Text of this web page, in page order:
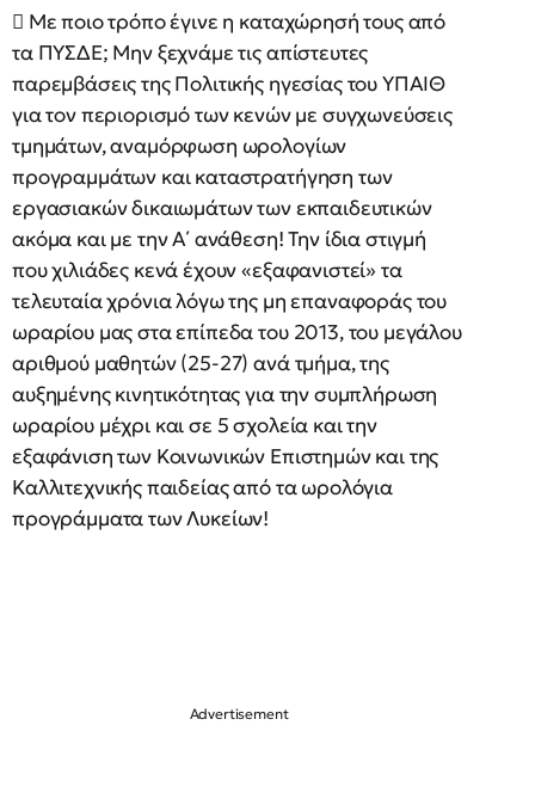
 Με ποιο τρόπο έγινε η καταχώρησή τους από
τα ΠΥΣΔΕ; Μην ξεχνάμε τις απίστευτες
παρεμβάσεις της Πολιτικής ηγεσίας του ΥΠΑΙΘ
για τον περιορισμό των κενών με συγχωνεύσεις
τμημάτων, αναμόρφωση ωρολογίων
προγραμμάτων και καταστρατήγηση των
εργασιακών δικαιωμάτων των εκπαιδευτικών
ακόμα και με την Α΄ ανάθεση! Την ίδια στιγμή
που χιλιάδες κενά έχουν «εξαφανιστεί» τα
τελευταία χρόνια λόγω της μη επαναφοράς του
ωραρίου μας στα επίπεδα του 2013, του μεγάλου
αριθμού μαθητών (25-27) ανά τμήμα, της
αυξημένης κινητικότητας για την συμπλήρωση
ωραρίου μέχρι και σε 5 σχολεία και την
εξαφάνιση των Κοινωνικών Επιστημών και της
Καλλιτεχνικής παιδείας από τα ωρολόγια
προγράμματα των Λυκείων!